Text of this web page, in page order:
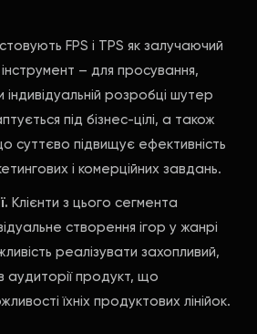
FPS і TPS як залучаючий
– для просування,
індивідуальній розробці шутер
під бізнес-цілі, а також
суттєво підвищує ефективність
і комерційних завдань.
Клієнти з цього сегмента
створення ігор у жанрі
реалізувати захопливий,
аудиторії продукт, що
їхніх продуктових лінійок.